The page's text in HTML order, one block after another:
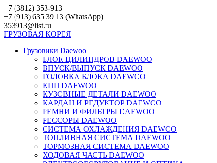
Перейти
к
контенту
+7 (3812) 353-913
+7 (913) 635 39 13 (WhatsApp)
353913@list.ru
ГРУЗОВАЯ КОРЕЯ
Грузовики Daewoo
БЛОК ЦИЛИНДРОВ DAEWOO
ВПУСК/ВЫПУСК DAEWOO
ГОЛОВКА БЛОКА DAEWOO
КПП DAEWOO
КУЗОВНЫЕ ДЕТАЛИ DAEWOO
КАРДАН И РЕДУКТОР DAEWOO
РЕМНИ И ФИЛЬТРЫ DAEWOO
РЕССОРЫ DAEWOO
СИСТЕМА ОХЛАЖДЕНИЯ DAEWOO
ТОПЛИВНАЯ СИСТЕМА DAEWOO
ТОРМОЗНАЯ СИСТЕМА DAEWOO
ХОДОВАЯ ЧАСТЬ DAEWOO